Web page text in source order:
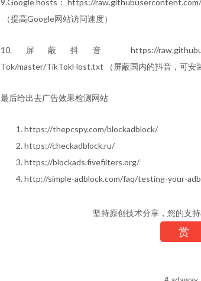
9.Google hosts： https://
（提高Google网站访问速度）
10.屏蔽抖音 https://
Tok/master/TikTokHost.txt （屏蔽国内的抖音，可安
最后给出去广告效果检测网站
https://thepcspy.com/blockadblock/
https://checkadblock.ru/
https://blockads.fivefilters.org/
http://simple-adblock.com/faq/testing-your-
坚持原创技术分享，您的支
赏